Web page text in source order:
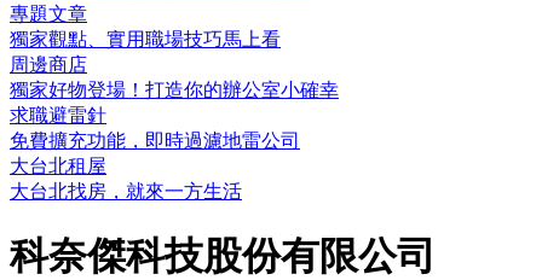
專題文章
獨家觀點、實用職場技巧馬上看
周邊商店
獨家好物登場！打造你的辦公室小確幸
求職避雷針
免費擴充功能，即時過濾地雷公司
大台北租屋
大台北找房，就來一方生活
科奈傑科技股份有限公司